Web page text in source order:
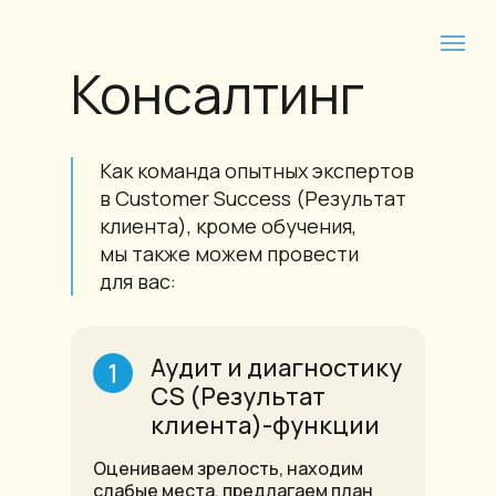
Аудит и диагностику
CS (Результат
клиента)-функции
Оцениваем зрелость, находим
слабые места, предлагаем план
Как команда опытных экспертов
в Customer Success (Результат
клиента), кроме обучения,
мы также можем провести
для вас:
Консалтинг